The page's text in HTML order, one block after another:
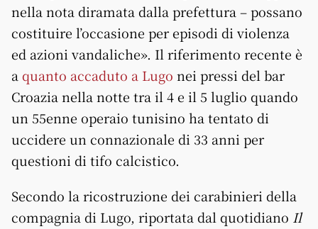
nella nota diramata dalla prefettura – possano
costituire l’occasione per episodi di violenza
ed azioni vandaliche». Il riferimento recente è
a quanto accaduto a Lugo nei pressi del bar
Croazia nella notte tra il 4 e il 5 luglio quando
un 55enne operaio tunisino ha tentato di
uccidere un connazionale di 33 anni per
questioni di tifo calcistico.
Secondo la ricostruzione dei carabinieri della
compagnia di Lugo, riportata dal quotidiano Il